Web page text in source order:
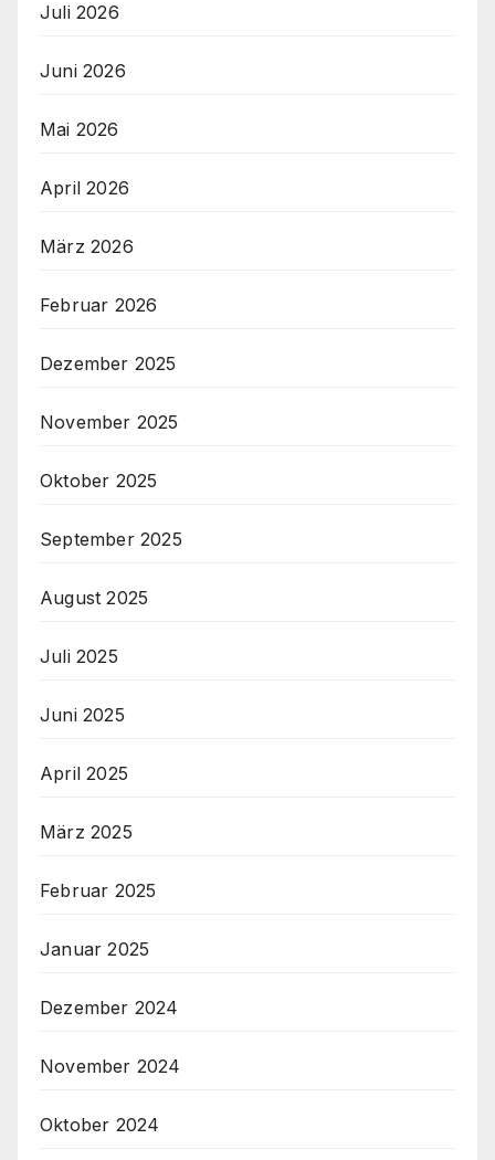
Juli 2026
Juni 2026
Mai 2026
April 2026
März 2026
Februar 2026
Dezember 2025
November 2025
Oktober 2025
September 2025
August 2025
Juli 2025
Juni 2025
April 2025
März 2025
Februar 2025
Januar 2025
Dezember 2024
November 2024
Oktober 2024